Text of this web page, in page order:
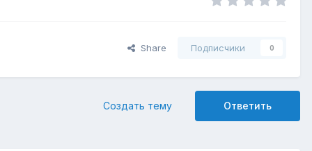
Share Подписчики 0
Ответить
Создать тему